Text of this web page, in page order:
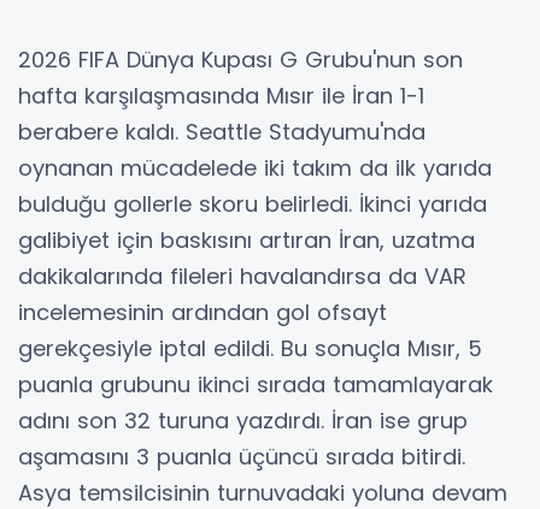
2026 FIFA Dünya Kupası G Grubu'nun son
hafta karşılaşmasında Mısır ile İran 1-1
berabere kaldı. Seattle Stadyumu'nda
oynanan mücadelede iki takım da ilk yarıda
bulduğu gollerle skoru belirledi. İkinci yarıda
galibiyet için baskısını artıran İran, uzatma
dakikalarında fileleri havalandırsa da VAR
incelemesinin ardından gol ofsayt
gerekçesiyle iptal edildi. Bu sonuçla Mısır, 5
puanla grubunu ikinci sırada tamamlayarak
adını son 32 turuna yazdırdı. İran ise grup
aşamasını 3 puanla üçüncü sırada bitirdi.
Asya temsilcisinin turnuvadaki yoluna devam